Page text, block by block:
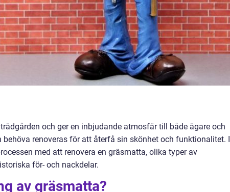
och ger en inbjudande atmosfär till både ägare och
renoveras för att återfå sin skönhet och funktionalitet. I
med att renovera en gräsmatta, olika typer av
för- och nackdelar.
av gräsmatta?